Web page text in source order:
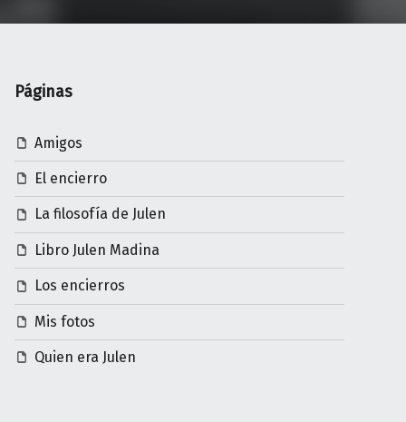
Páginas
Amigos
El encierro
La filosofía de Julen
Libro Julen Madina
Los encierros
Mis fotos
Quien era Julen